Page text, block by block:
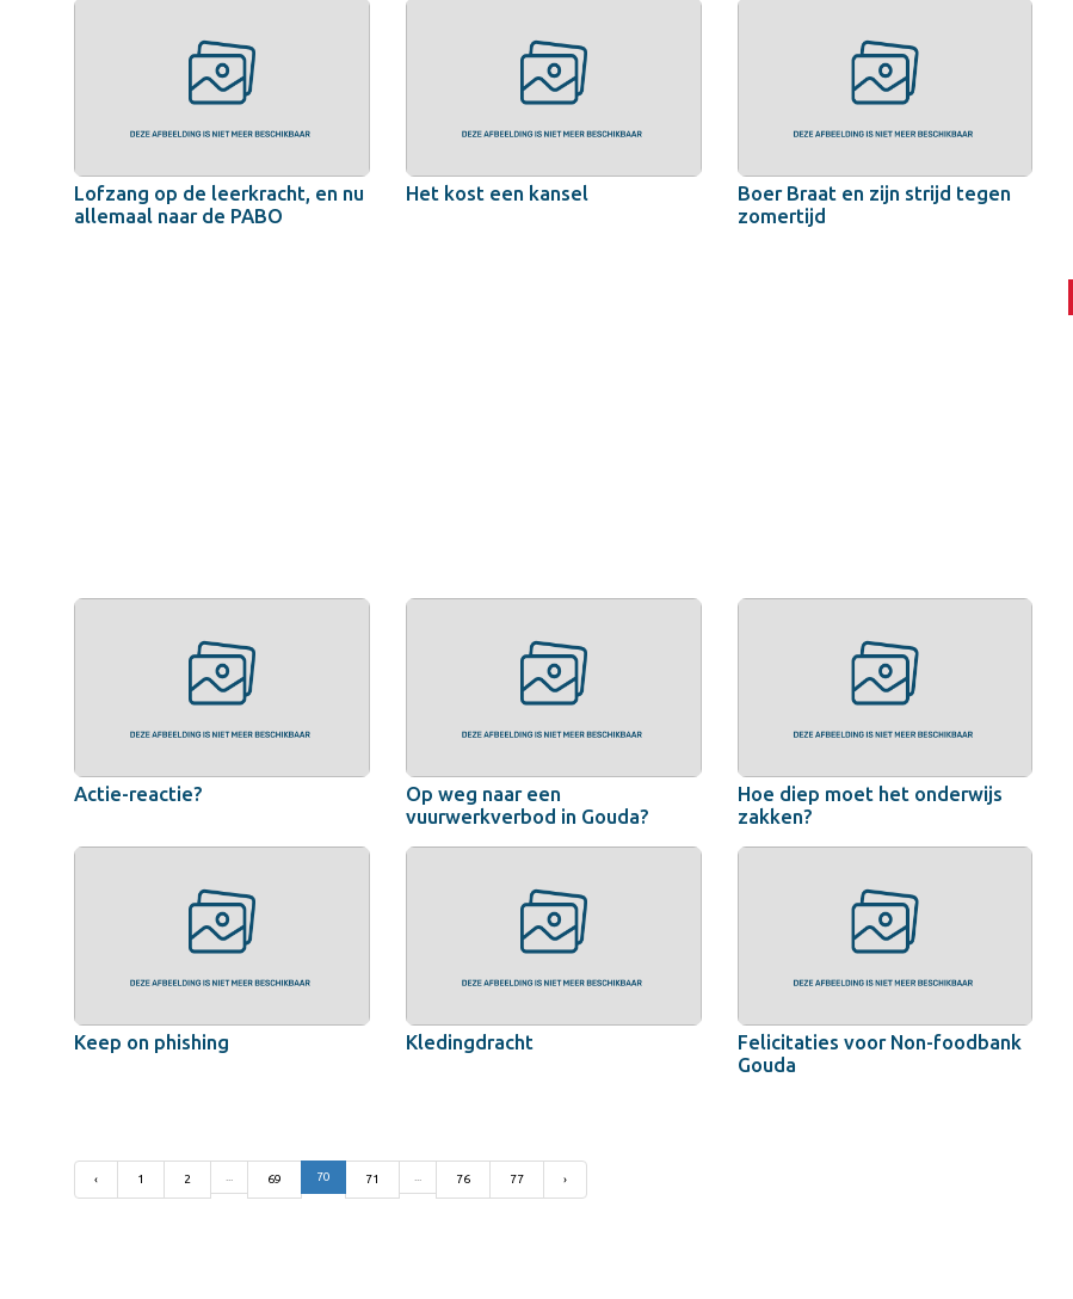
Lofzang op de leerkracht, en nu
allemaal naar de PABO
Het kost een kansel
Boer Braat en zijn strijd tegen
zomertijd
Actie-reactie?
Op weg naar een
vuurwerkverbod in Gouda?
Hoe diep moet het onderwijs
zakken?
Keep on phishing Kledingdracht
Felicitaties voor Non-foodbank
Gouda
‹ 1 2 69 70 71 76 77 ›